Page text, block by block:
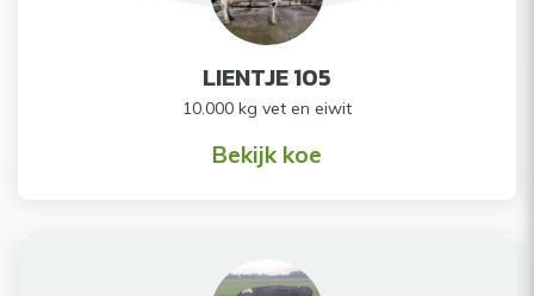
LIENTJE 105
10.000 kg vet en eiwit
Bekijk koe